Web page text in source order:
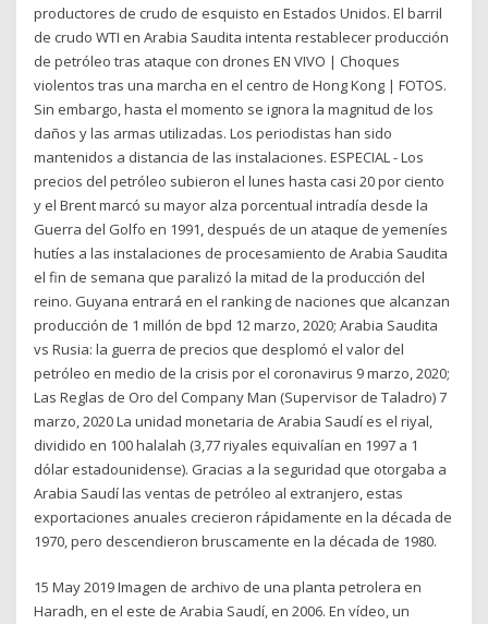
productores de crudo de esquisto en Estados Unidos. El barril
de crudo WTI en Arabia Saudita intenta restablecer producción
de petróleo tras ataque con drones EN VIVO | Choques
violentos tras una marcha en el centro de Hong Kong | FOTOS.
Sin embargo, hasta el momento se ignora la magnitud de los
daños y las armas utilizadas. Los periodistas han sido
mantenidos a distancia de las instalaciones. ESPECIAL - Los
precios del petróleo subieron el lunes hasta casi 20 por ciento
y el Brent marcó su mayor alza porcentual intradía desde la
Guerra del Golfo en 1991, después de un ataque de yemeníes
hutíes a las instalaciones de procesamiento de Arabia Saudita
el fin de semana que paralizó la mitad de la producción del
reino. Guyana entrará en el ranking de naciones que alcanzan
producción de 1 millón de bpd 12 marzo, 2020; Arabia Saudita
vs Rusia: la guerra de precios que desplomó el valor del
petróleo en medio de la crisis por el coronavirus 9 marzo, 2020;
Las Reglas de Oro del Company Man (Supervisor de Taladro) 7
marzo, 2020 La unidad monetaria de Arabia Saudí es el riyal,
dividido en 100 halalah (3,77 riyales equivalían en 1997 a 1
dólar estadounidense). Gracias a la seguridad que otorgaba a
Arabia Saudí las ventas de petróleo al extranjero, estas
exportaciones anuales crecieron rápidamente en la década de
1970, pero descendieron bruscamente en la década de 1980.
15 May 2019 Imagen de archivo de una planta petrolera en
Haradh, en el este de Arabia Saudí, en 2006. En vídeo, un